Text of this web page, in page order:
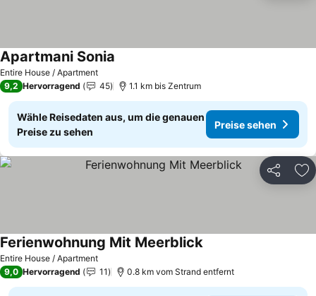
Entire House / Apartment
Apartmani Sonia
9,2 Hervorragend 45 1.1 km bis Zentrum
Wähle Reisedaten aus, um die genauen
Preise zu sehen
Preise sehen
Teilen
Entire House / Apartment
Ferienwohnung Mit Meerblick
9,0 Hervorragend 11 0.8 km vom Strand entfernt